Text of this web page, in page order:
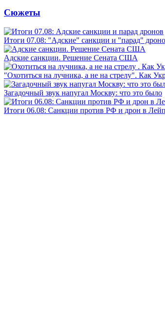
Сюжеты
Итоги 07.08: "Адские" санкции и "парад"
Адские санкции. Решение Сената США
"Охотиться на лучника, а не на стрелу". Как
Загадочный звук напугал Москву: что это было
Итоги 06.08: Санкции против РФ и дрон в